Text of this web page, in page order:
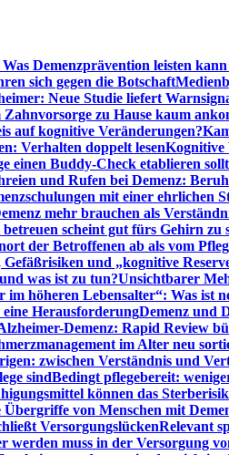
Demenzprävention leisten
sich gegen die Botschaft
Neue Studie liefert
zu Hause kaum
auf kognitive Veränderungen?
Verhalten doppelt lesenKognitive
einen Buddy-Check etablieren
und Rufen bei Demenz:
mit einer ehrlichen
mehr brauchen als
scheint gut fürs Gehirn zu
der Betroffenen ab als vom
und „kognitive
was ist zu tun?Unsichtbarer
im höheren Lebensalter“: Was ist
eine HerausforderungDemenz und
Demenz: Rapid Review
im Alter neu
zwischen Verständnis und
sindBedingt pflegebereit:
können das
von Menschen mit
VersorgungslückenRelevant
werden muss in der Versorgung